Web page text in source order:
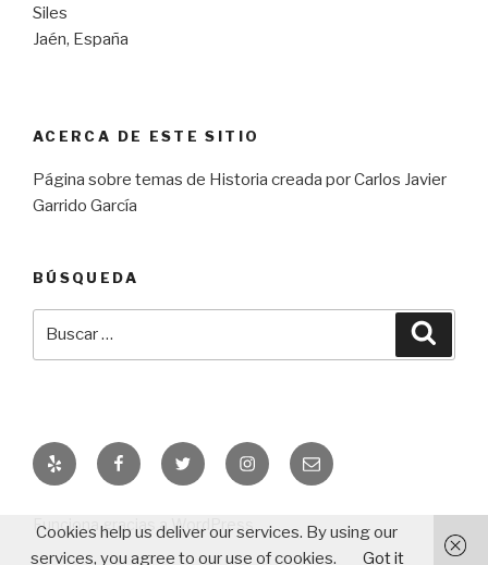
Siles
Jaén, España
ACERCA DE ESTE SITIO
Página sobre temas de Historia creada por Carlos Javier
Garrido García
BÚSQUEDA
Yelp FacebookTwitter InstagramCorreo
electrónico
Funciona gracias a WordPress
Cookies help us deliver our services. By using our
services, you agree to our use of cookies.
Got it